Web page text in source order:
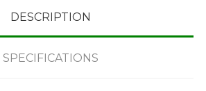
DESCRIPTION
SPECIFICATIONS